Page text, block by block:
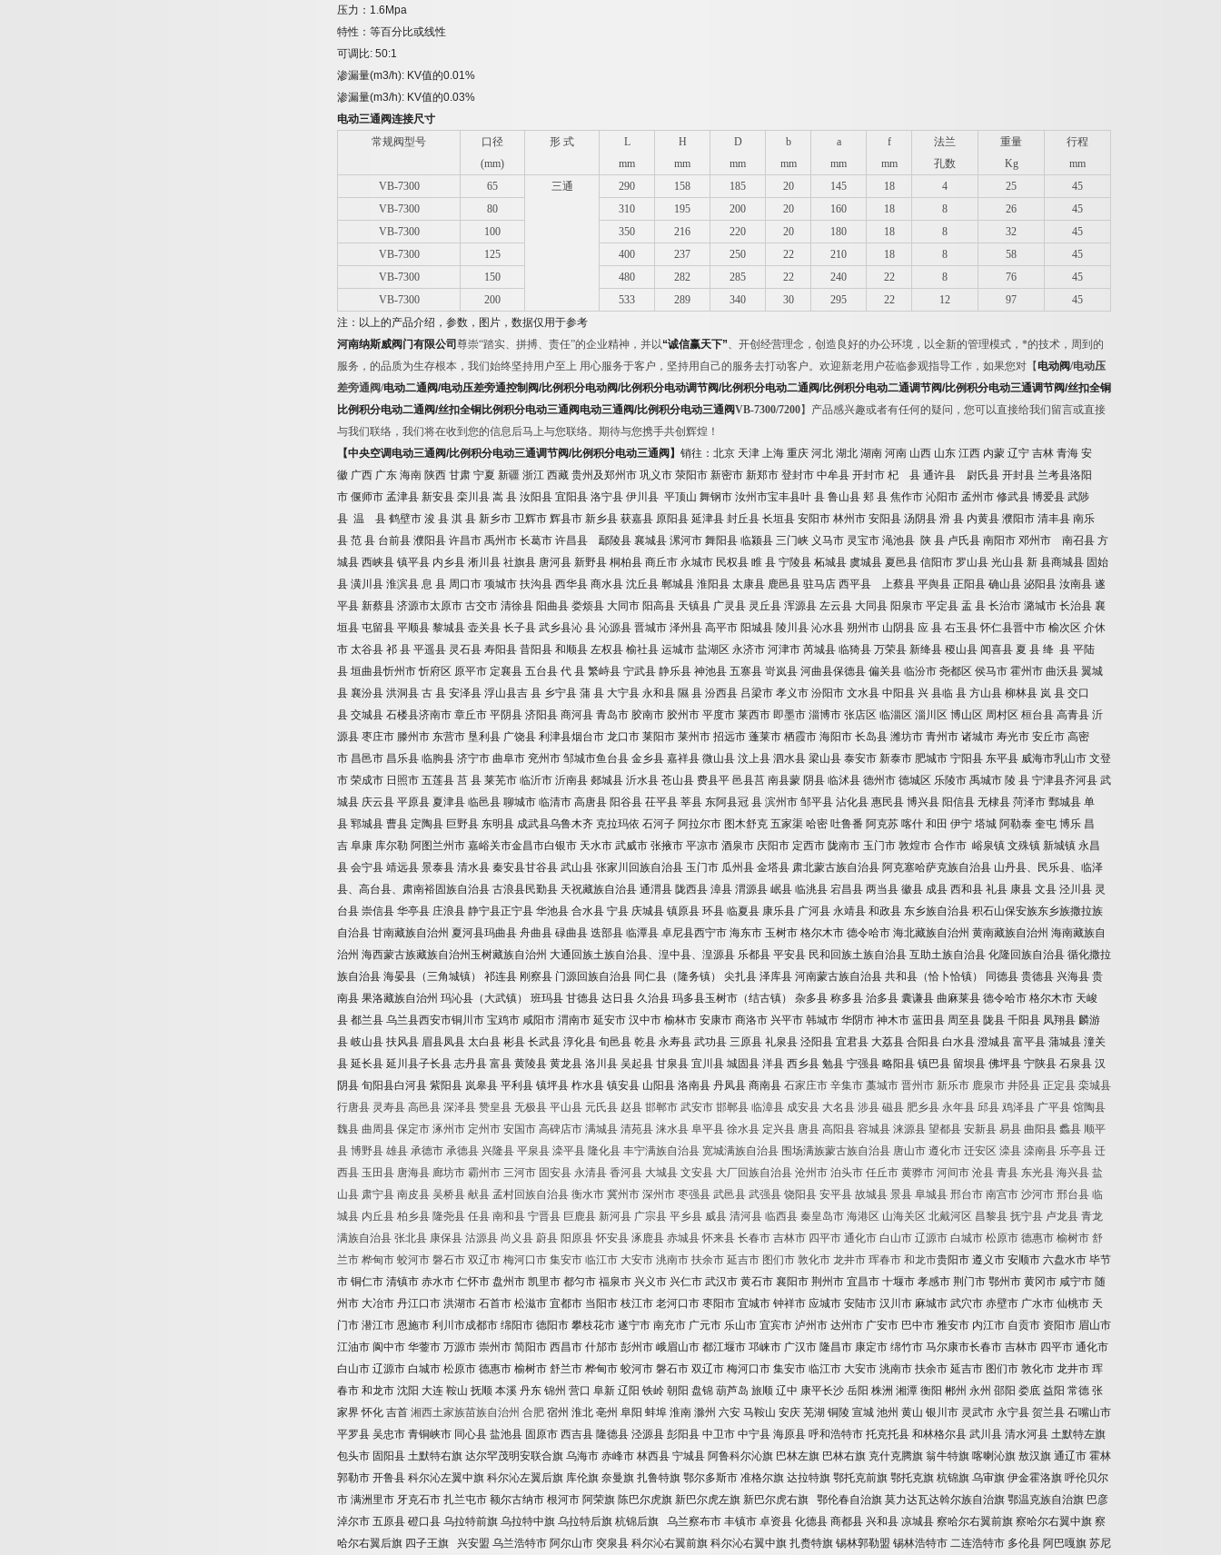
压力： 1.6Mpa
特性：等百分比或线性
可调比: 50:1
渗漏量(m3/h): KV值的0.01%
渗漏量(m3/h): KV值的0.03%
电动三通阀连接尺寸
常规阀型号
口径
(mm)
形 式
L
mm
H
mm
D
mm
b
mm
a
mm
f
mm
法兰
孔数
重量
Kg
行程
mm
VB-7300
65 三通 290 158 185 20 145 18 4 25
45
VB-7300
80 310 195 200 20 160 18 8 26
45
VB-7300
100 350 216 220 20 180 18 8 32
45
VB-7300
125 400 237 250 22 210 18 8 58
45
VB-7300
150 480 282 285 22 240 22 8 76
45
VB-7300
200 533 289 340 30 295 22 12 97
45
注：以上的产品介绍，参数，图片，数据仅用于参考
河南纳斯威阀门有限公司 尊崇“踏实、拼搏、责任”的企业精神，并以“诚信赢天下”、开创经营理念，创造良好的办公环境，以全新的管理模式，*的技术，周到的
服务，的品质为生存根本，我们始终坚持用户至上 用心服务于客户，坚持用自己的服务去打动客户。欢迎新老用户莅临参观指导工作，如果您对【 电动阀/电动压
差旁通阀/电动二通阀/电动压差旁通控制阀/比例积分电动阀/比例积分电动调节阀/比例积分电动二通阀/比例积分电动二通调节阀/比例积分电动三通调节阀/丝扣全铜
比例积分电动二通阀/丝扣全铜比例积分电动三通阀电动三通阀/比例积分电动三通阀VB-7300/7200】产品感兴趣或者有任何的疑问，您可以直接给我们留言或直接
与我们联络，我们将在收到您的信息后马上与您联络。期待与您携手共创辉煌！
【中央空调电动三通阀/比例积分电动三通调节阀/比例积分电动三通阀】 销往：北京 天津 上海 重庆 河北 湖北 湖南 河南 山西 山东 江西 内蒙 辽宁 吉林 青海 安
徽 广西 广东 海南 陕西 甘肃 宁夏 新疆 浙江 西藏 贵州及郑州市 巩义市 荥阳市 新密市 新郑市 登封市 中牟县 开封市 杞 县 通许县 尉氏县 开封县 兰考县洛阳
市 偃师市 孟津县 新安县 栾川县 嵩 县 汝阳县 宜阳县 洛宁县 伊川县 平顶山 舞钢市 汝州市宝丰县叶 县 鲁山县 郏 县 焦作市 沁阳市 孟州市 修武县 博爱县 武陟
县 温 县 鹤壁市 浚 县 淇 县 新乡市 卫辉市 辉县市 新乡县 获嘉县 原阳县 延津县 封丘县 长垣县 安阳市 林州市 安阳县 汤阴县 滑 县 内黄县 濮阳市 清丰县 南乐
县 范 县 台前县 濮阳县 许昌市 禹州市 长葛市 许昌县 鄢陵县 襄城县 漯河市 舞阳县 临颍县 三门峡 义马市 灵宝市 渑池县 陕 县 卢氏县 南阳市 邓州市 南召县 方
城县 西峡县 镇平县 内乡县 淅川县 社旗县 唐河县 新野县 桐柏县 商丘市 永城市 民权县 睢 县 宁陵县 柘城县 虞城县 夏邑县 信阳市 罗山县 光山县 新 县商城县 固始
县 潢川县 淮滨县 息 县 周口市 项城市 扶沟县 西华县 商水县 沈丘县 郸城县 淮阳县 太康县 鹿邑县 驻马店 西平县 上蔡县 平舆县 正阳县 确山县 泌阳县 汝南县 遂
平县 新蔡县 济源市太原市 古交市 清徐县 阳曲县 娄烦县 大同市 阳高县 天镇县 广灵县 灵丘县 浑源县 左云县 大同县 阳泉市 平定县 盂 县 长治市 潞城市 长治县 襄
垣县 屯留县 平顺县 黎城县 壶关县 长子县 武乡县沁 县 沁源县 晋城市 泽州县 高平市 阳城县 陵川县 沁水县 朔州市 山阴县 应 县 右玉县 怀仁县晋中市 榆次区 介休
市 太谷县 祁 县 平遥县 灵石县 寿阳县 昔阳县 和顺县 左权县 榆社县 运城市 盐湖区 永济市 河津市 芮城县 临猗县 万荣县 新绛县 稷山县 闻喜县 夏 县 绛 县 平陆
县 垣曲县忻州市 忻府区 原平市 定襄县 五台县 代 县 繁峙县 宁武县 静乐县 神池县 五寨县 岢岚县 河曲县保德县 偏关县 临汾市 尧都区 侯马市 霍州市 曲沃县 翼城
县 襄汾县 洪洞县 古 县 安泽县 浮山县吉 县 乡宁县 蒲 县 大宁县 永和县 隰 县 汾西县 吕梁市 孝义市 汾阳市 文水县 中阳县 兴 县临 县 方山县 柳林县 岚 县 交口
县 交城县 石楼县济南市 章丘市 平阴县 济阳县 商河县 青岛市 胶南市 胶州市 平度市 莱西市 即墨市 淄博市 张店区 临淄区 淄川区 博山区 周村区 桓台县 高青县 沂
源县 枣庄市 滕州市 东营市 垦利县 广饶县 利津县烟台市 龙口市 莱阳市 莱州市 招远市 蓬莱市 栖霞市 海阳市 长岛县 潍坊市 青州市 诸城市 寿光市 安丘市 高密
市 昌邑市 昌乐县 临朐县 济宁市 曲阜市 兖州市 邹城市鱼台县 金乡县 嘉祥县 微山县 汶上县 泗水县 梁山县 泰安市 新泰市 肥城市 宁阳县 东平县 威海市乳山市 文登
市 荣成市 日照市 五莲县 莒 县 莱芜市 临沂市 沂南县 郯城县 沂水县 苍山县 费县平 邑县莒 南县蒙 阴县 临沭县 德州市 德城区 乐陵市 禹城市 陵 县 宁津县齐河县 武
城县 庆云县 平原县 夏津县 临邑县 聊城市 临清市 高唐县 阳谷县 茌平县 莘县 东阿县冠 县 滨州市 邹平县 沾化县 惠民县 博兴县 阳信县 无棣县 菏泽市 鄄城县 单
县 郓城县 曹县 定陶县 巨野县 东明县 成武县乌鲁木齐 克拉玛依 石河子 阿拉尔市 图木舒克 五家渠 哈密 吐鲁番 阿克苏 喀什 和田 伊宁 塔城 阿勒泰 奎屯 博乐 昌
吉 阜康 库尔勒 阿图兰州市 嘉峪关市金昌市白银市 天水市 武威市 张掖市 平凉市 酒泉市 庆阳市 定西市 陇南市 玉门市 敦煌市 合作市 峪泉镇 文殊镇 新城镇 永昌
县 会宁县 靖远县 景泰县 清水县 秦安县甘谷县 武山县 张家川回族自治县 玉门市 瓜州县 金塔县 肃北蒙古族自治县 阿克塞哈萨克族自治县 山丹县、民乐县、临泽
县、高台县、肃南裕固族自治县 古浪县民勤县 天祝藏族自治县 通渭县 陇西县 漳县 渭源县 岷县 临洮县 宕昌县 两当县 徽县 成县 西和县 礼县 康县 文县 泾川县 灵
台县 崇信县 华亭县 庄浪县 静宁县正宁县 华池县 合水县 宁县 庆城县 镇原县 环县 临夏县 康乐县 广河县 永靖县 和政县 东乡族自治县 积石山保安族东乡族撒拉族
自治县 甘南藏族自治州 夏河县玛曲县 舟曲县 碌曲县 迭部县 临潭县 卓尼县西宁市 海东市 玉树市 格尔木市 德令哈市 海北藏族自治州 黄南藏族自治州 海南藏族自
治州 海西蒙古族藏族自治州玉树藏族自治州 大通回族土族自治县、湟中县、湟源县 乐都县 平安县 民和回族土族自治县 互助土族自治县 化隆回族自治县 循化撒拉
族自治县 海晏县（三角城镇） 祁连县 刚察县 门源回族自治县 同仁县（隆务镇） 尖扎县 泽库县 河南蒙古族自治县 共和县（恰卜恰镇） 同德县 贵德县 兴海县 贵
南县 果洛藏族自治州 玛沁县（大武镇） 班玛县 甘德县 达日县 久治县 玛多县玉树市（结古镇） 杂多县 称多县 治多县 囊谦县 曲麻莱县 德令哈市 格尔木市 天峻
县 都兰县 乌兰县西安市铜川市 宝鸡市 咸阳市 渭南市 延安市 汉中市 榆林市 安康市 商洛市 兴平市 韩城市 华阴市 神木市 蓝田县 周至县 陇县 千阳县 凤翔县 麟游
县 岐山县 扶风县 眉县凤县 太白县 彬县 长武县 淳化县 旬邑县 乾县 永寿县 武功县 三原县 礼泉县 泾阳县 宜君县 大荔县 合阳县 白水县 澄城县 富平县 蒲城县 潼关
县 延长县 延川县子长县 志丹县 富县 黄陵县 黄龙县 洛川县 吴起县 甘泉县 宜川县 城固县 洋县 西乡县 勉县 宁强县 略阳县 镇巴县 留坝县 佛坪县 宁陕县 石泉县 汉
阴县 旬阳县白河县 紫阳县 岚皋县 平利县 镇坪县 柞水县 镇安县 山阳县 洛南县 丹凤县 商南县 石家庄市 辛集市 藁城市 晋州市 新乐市 鹿泉市 井陉县 正定县 栾城县
行唐县 灵寿县 高邑县 深泽县 赞皇县 无极县 平山县 元氏县 赵县 邯郸市 武安市 邯郸县 临漳县 成安县 大名县 涉县 磁县 肥乡县 永年县 邱县 鸡泽县 广平县 馆陶县
魏县 曲周县 保定市 涿州市 定州市 安国市 高碑店市 满城县 清苑县 涞水县 阜平县 徐水县 定兴县 唐县 高阳县 容城县 涞源县 望都县 安新县 易县 曲阳县 蠡县 顺平
县 博野县 雄县 承德市 承德县 兴隆县 平泉县 滦平县 隆化县 丰宁满族自治县 宽城满族自治县 围场满族蒙古族自治县 唐山市 遵化市 迁安区 滦县 滦南县 乐亭县 迁
西县 玉田县 唐海县 廊坊市 霸州市 三河市 固安县 永清县 香河县 大城县 文安县 大厂回族自治县 沧州市 泊头市 任丘市 黄骅市 河间市 沧县 青县 东光县 海兴县 盐
山县 肃宁县 南皮县 吴桥县 献县 孟村回族自治县 衡水市 冀州市 深州市 枣强县 武邑县 武强县 饶阳县 安平县 故城县 景县 阜城县 邢台市 南宫市 沙河市 邢台县 临
城县 内丘县 柏乡县 隆尧县 任县 南和县 宁晋县 巨鹿县 新河县 广宗县 平乡县 威县 清河县 临西县 秦皇岛市 海港区 山海关区 北戴河区 昌黎县 抚宁县 卢龙县 青龙
满族自治县 张北县 康保县 沽源县 尚义县 蔚县 阳原县 怀安县 涿鹿县 赤城县 怀来县 长春市 吉林市 四平市 通化市 白山市 辽源市 白城市 松原市 德惠市 榆树市 舒
兰市 桦甸市 蛟河市 磐石市 双辽市 梅河口市 集安市 临江市 大安市 洮南市 扶余市 延吉市 图们市 敦化市 龙井市 珲春市 和龙市贵阳市 遵义市 安顺市 六盘水市 毕节
市 铜仁市 清镇市 赤水市 仁怀市 盘州市 凯里市 都匀市 福泉市 兴义市 兴仁市 武汉市 黄石市 襄阳市 荆州市 宜昌市 十堰市 孝感市 荆门市 鄂州市 黄冈市 咸宁市 随
州市 大冶市 丹江口市 洪湖市 石首市 松滋市 宜都市 当阳市 枝江市 老河口市 枣阳市 宜城市 钟祥市 应城市 安陆市 汉川市 麻城市 武穴市 赤壁市 广水市 仙桃市 天
门市 潜江市 恩施市 利川市成都市 绵阳市 德阳市 攀枝花市 遂宁市 南充市 广元市 乐山市 宜宾市 泸州市 达州市 广安市 巴中市 雅安市 内江市 自贡市 资阳市 眉山市
江油市 阆中市 华蓥市 万源市 崇州市 简阳市 西昌市 什邡市 彭州市 峨眉山市 都江堰市 邛崃市 广汉市 隆昌市 康定市 绵竹市 马尔康市长春市 吉林市 四平市 通化市
白山市 辽源市 白城市 松原市 德惠市 榆树市 舒兰市 桦甸市 蛟河市 磐石市 双辽市 梅河口市 集安市 临江市 大安市 洮南市 扶余市 延吉市 图们市 敦化市 龙井市 珲
春市 和龙市 沈阳 大连 鞍山 抚顺 本溪 丹东 锦州 营口 阜新 辽阳 铁岭 朝阳 盘锦 葫芦岛 旅顺 辽中 康平长沙 岳阳 株洲 湘潭 衡阳 郴州 永州 邵阳 娄底 益阳 常德 张
家界 怀化 吉首 湘西土家族苗族自治州 合肥 宿州 淮北 亳州 阜阳 蚌埠 淮南 滁州 六安 马鞍山 安庆 芜湖 铜陵 宣城 池州 黄山 银川市 灵武市 永宁县 贺兰县 石嘴山市
平罗县 吴忠市 青铜峡市 同心县 盐池县 固原市 西吉县 隆德县 泾源县 彭阳县 中卫市 中宁县 海原县 呼和浩特市 托克托县 和林格尔县 武川县 清水河县 土默特左旗
包头市 固阳县 土默特右旗 达尔罕茂明安联合旗 乌海市 赤峰市 林西县 宁城县 阿鲁科尔沁旗 巴林左旗 巴林右旗 克什克腾旗 翁牛特旗 喀喇沁旗 敖汉旗 通辽市 霍林
郭勒市 开鲁县 科尔沁左翼中旗 科尔沁左翼后旗 库伦旗 奈曼旗 扎鲁特旗 鄂尔多斯市 准格尔旗 达拉特旗 鄂托克前旗 鄂托克旗 杭锦旗 乌审旗 伊金霍洛旗 呼伦贝尔
市 满洲里市 牙克石市 扎兰屯市 额尔古纳市 根河市 阿荣旗 陈巴尔虎旗 新巴尔虎左旗 新巴尔虎右旗 鄂伦春自治旗 莫力达瓦达斡尔族自治旗 鄂温克族自治旗 巴彦
淖尔市 五原县 磴口县 乌拉特前旗 乌拉特中旗 乌拉特后旗 杭锦后旗 乌兰察布市 丰镇市 卓资县 化德县 商都县 兴和县 凉城县 察哈尔右翼前旗 察哈尔右翼中旗 察
哈尔右翼后旗 四子王旗 兴安盟 乌兰浩特市 阿尔山市 突泉县 科尔沁右翼前旗 科尔沁右翼中旗 扎赉特旗 锡林郭勒盟 锡林浩特市 二连浩特市 多伦县 阿巴嘎旗 苏尼